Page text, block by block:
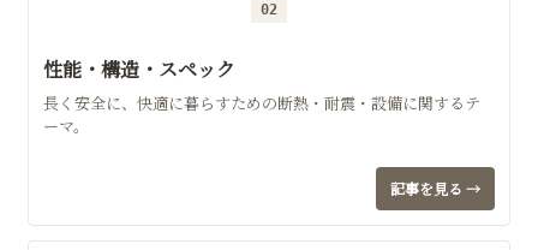
02
性能・構造・スペック
長く安全に、快適に暮らすための断熱・耐震・設備に関するテ
ーマ。
記事を見る →